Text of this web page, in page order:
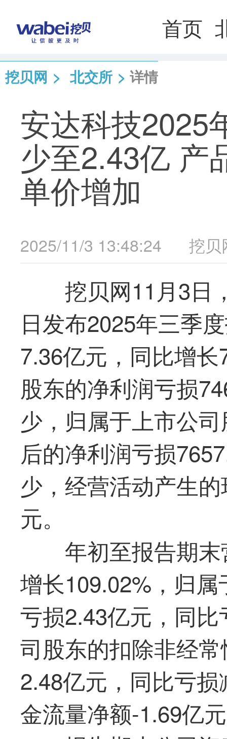
首页
挖贝网 > 北交所 > 详情
安达科技2025
少至2.43亿 产
单价增加
2025/11/3 13:48:24 挖贝
挖贝网11月3日
日发布2025年三季
7.36亿元，同比增
股东的净利润亏损
少，归属于上市公
后的净利润亏损
少，经营活动产生
元。
年初至报告期
增长109.02%，归
亏损2.43亿元，同
司股东的扣除非经
2.48亿元，同比亏
金流量净额-1.69亿